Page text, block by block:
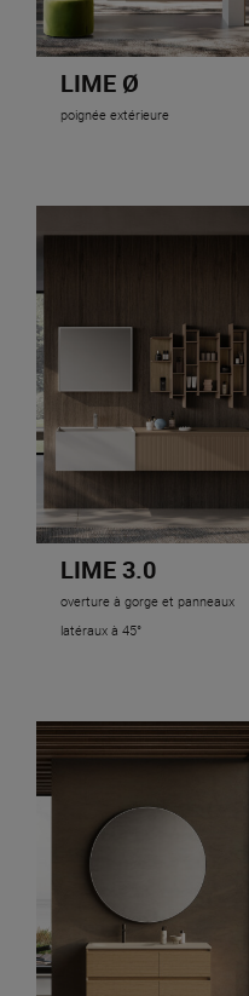
LIME Ø
poignée extérieure
LIME 3.0
overture à gorge et panneaux
latéraux à 45°